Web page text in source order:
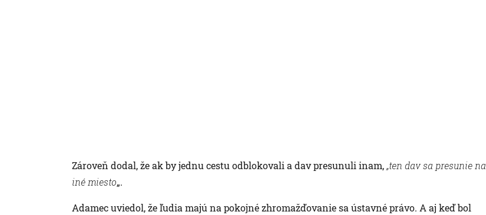
Zároveň dodal, že ak by jednu cestu odblokovali a dav presunuli inam,„ten dav sa presunie na
iné miesto„.
Adamec uviedol, že ľudia majú na pokojné zhromažďovanie sa ústavné právo. A aj keď bol